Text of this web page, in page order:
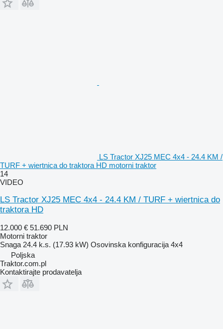
LS Tractor XJ25 MEC 4x4 - 24.4 KM /
TURF + wiertnica do traktora HD motorni traktor
14
VIDEO
LS Tractor XJ25 MEC 4x4 - 24.4 KM / TURF + wiertnica do
traktora HD
12.000 € 51.690 PLN
Motorni traktor
Snaga 24.4 k.s. (17.93 kW) Osovinska konfiguracija 4x4
Poljska
Traktor.com.pl
Kontaktirajte prodavatelja